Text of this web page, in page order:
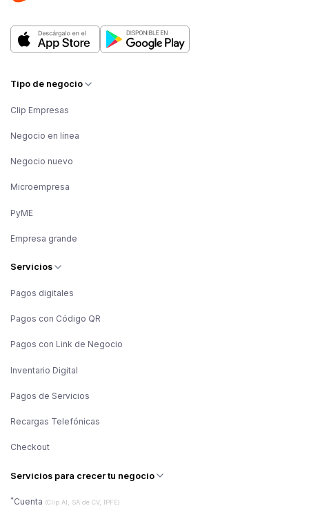
Servicios
Pagos digitales
Pagos con Código QR
Pagos con Link de Negocio
Inventario Digital
Pagos de Servicios
Recargas Telefónicas
Checkout
Servicios para crecer tu negocio
*Cuenta (Clip AI, SA de CV, IPFE)
Tipo de negocio
Clip Empresas
Negocio en línea
Negocio nuevo
Microempresa
PyME
Empresa grande